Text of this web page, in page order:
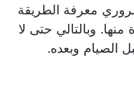
معرفة الطريقة
وبالتالي حتى لا
الصيام وبعده.